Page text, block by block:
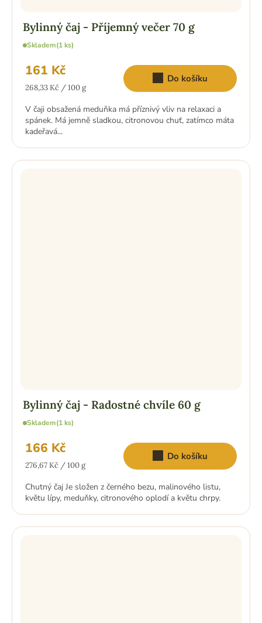
Bylinný čaj - Příjemný večer 70 g
Skladem(1 ks)
161 Kč
Měrná
268,33 Kč / 100 g
Do košíku
V čaji obsažená meduňka má příznivý vliv na relaxaci a
spánek. Má jemně sladkou, citronovou chuť, zatímco máta
kadeřavá...
Bylinný čaj - Radostné chvíle 60 g
Skladem(1 ks)
166 Kč
Měrná
276,67 Kč / 100 g
Do košíku
Chutný čaj Je složen z černého bezu, malinového listu,
květu lípy, meduňky, citronového oplodí a květu chrpy.